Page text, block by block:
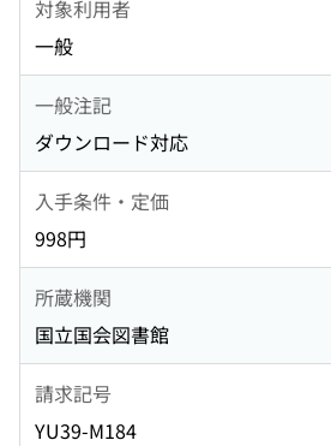
対象利用者
一般
一般注記
ダウンロード対応
入手条件・定価
998円
所蔵機関
国立国会図書館
請求記号
YU39-M184